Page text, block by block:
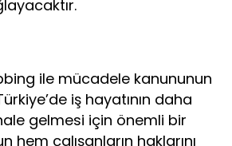
ile mücadele kanununun
iş hayatının daha
gelmesi için önemli bir
hem çalışanların haklarını